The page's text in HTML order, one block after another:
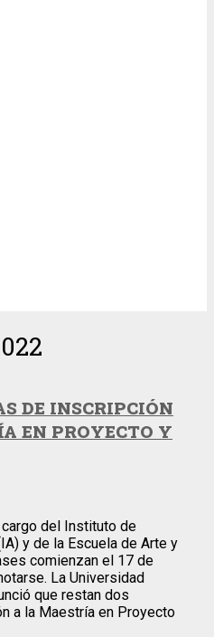
DE INSCRIPCIÓN
EN PROYECTO Y
cargo del Instituto de
y de la Escuela de Arte y
comienzan el 17 de
La Universidad
que restan dos
a la Maestría en Proyecto